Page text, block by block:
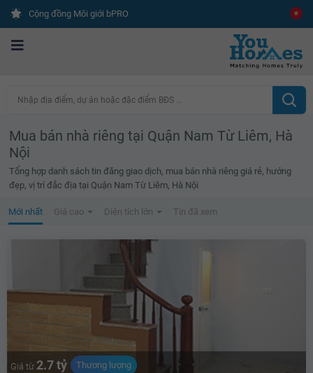
Cộng đồng Môi giới bPRO
Nhập địa điểm, dự án hoặc đặc điểm BĐS ...
Mua bán nhà riêng tại Quận Nam Từ Liêm, Hà
Nội
Tổng hợp danh sách tin đăng giao dịch, mua bán nhà riêng giá rẻ, hướng
đẹp, vị trí đắc địa tại Quận Nam Từ Liêm, Hà Nội
Mới nhất Giá cao Diện tích lớn Tin đã xem
Giá từ 2.7 tỷ Thương lượng